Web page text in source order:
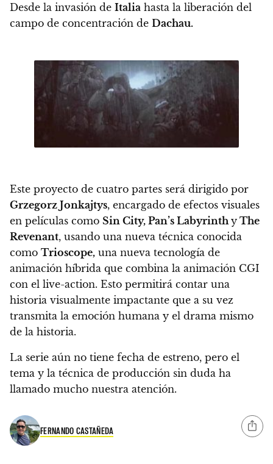
Desde la invasión de Italia hasta la liberación del
campo de concentración de Dachau.
Este proyecto de cuatro partes será dirigido por
Grzegorz Jonkajtys, encargado de efectos visuales
en películas como Sin City, Pan’s Labyrinth y The
Revenant, usando una nueva técnica conocida
como Trioscope, una nueva tecnología de
animación híbrida que combina la animación CGI
con el live-action. Esto permitirá contar una
historia visualmente impactante que a su vez
transmita la emoción humana y el drama mismo
de la historia.
La serie aún no tiene fecha de estreno, pero el
tema y la técnica de producción sin duda ha
llamado mucho nuestra atención.
FERNANDO CASTAÑEDA